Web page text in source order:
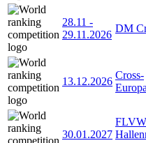
28.11 -
29.11.2026
DM
13.12.2026
Cross-
30.01.2027
FLVW